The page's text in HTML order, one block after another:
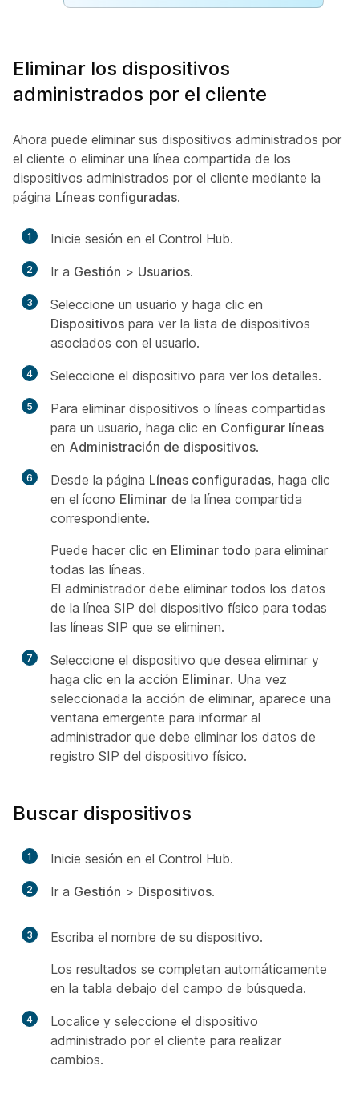
Eliminar los dispositivos
administrados por el cliente
Ahora puede eliminar sus dispositivos administrados por
el cliente o eliminar una línea compartida de los
dispositivos administrados por el cliente mediante la
página Líneas configuradas.
1 Inicie sesión en el Control Hub.
2 Ir a Gestión > Usuarios.
3
Seleccione un usuario y haga clic en
Dispositivos para ver la lista de dispositivos
asociados con el usuario.
4 Seleccione el dispositivo para ver los detalles.
5
Para eliminar dispositivos o líneas compartidas
para un usuario, haga clic en Configurar líneas
en Administración de dispositivos.
6 Desde la página Líneas configuradas, haga clic
en el ícono Eliminar de la línea compartida
correspondiente.
Puede hacer clic en Eliminar todo para eliminar
todas las líneas.
El administrador debe eliminar todos los datos
de la línea SIP del dispositivo físico para todas
las líneas SIP que se eliminen.
7
Seleccione el dispositivo que desea eliminar y
haga clic en la acción Eliminar. Una vez
seleccionada la acción de eliminar, aparece una
ventana emergente para informar al
administrador que debe eliminar los datos de
registro SIP del dispositivo físico.
Buscar dispositivos
1 Inicie sesión en el Control Hub.
2 Ir a Gestión > Dispositivos.
3
Escriba el nombre de su dispositivo.
Los resultados se completan automáticamente
en la tabla debajo del campo de búsqueda.
4
Localice y seleccione el dispositivo
administrado por el cliente para realizar
cambios.